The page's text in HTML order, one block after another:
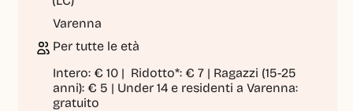
Varenna
Per tutte le età
Intero: € 10 |  Ridotto*: € 7 | Ragazzi (15-25
anni): € 5 | Under 14 e residenti a Varenna:
gratuito